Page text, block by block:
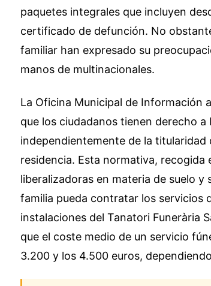
paquetes integrales que incluyen
certificado de defunción. No
familiar han expresado su
manos de multinacionales.
La Oficina Municipal de Información
que los ciudadanos tienen derecho
independientemente de la
residencia. Esta normativa, recogida
liberalizadoras en materia de suelo
familia pueda contratar los servicios
instalaciones del Tanatori Funerària
que el coste medio de un servicio
3.200 y los 4.500 euros,